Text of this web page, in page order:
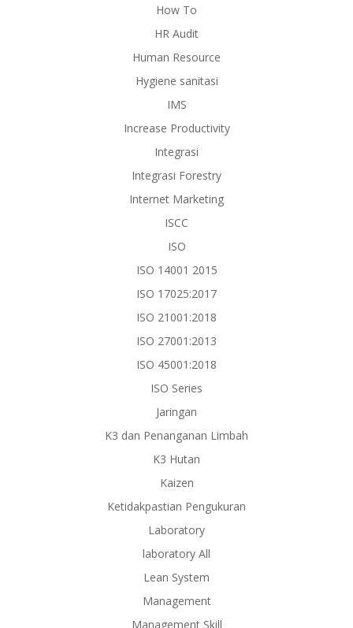
How To
HR Audit
Human Resource
Hygiene sanitasi
IMS
Increase Productivity
Integrasi
Integrasi Forestry
Internet Marketing
ISCC
ISO
ISO 14001 2015
ISO 17025:2017
ISO 21001:2018
ISO 27001:2013
ISO 45001:2018
ISO Series
Jaringan
K3 dan Penanganan Limbah
K3 Hutan
Kaizen
Ketidakpastian Pengukuran
Laboratory
laboratory All
Lean System
Management
Management Skill